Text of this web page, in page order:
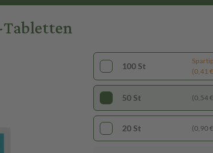
100 St
(0,41
50 St (0,54
20 St (0,90